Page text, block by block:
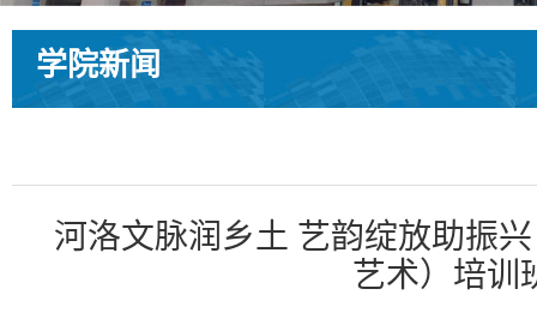
学院新闻
河洛文脉润乡土 艺韵绽放助振
艺术）培训